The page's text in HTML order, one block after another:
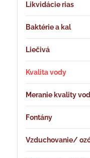
Likvidácie rias
Baktérie a kal
Liečivá
Kvalita vody
Meranie kvality
Fontány
Vzduchovanie/